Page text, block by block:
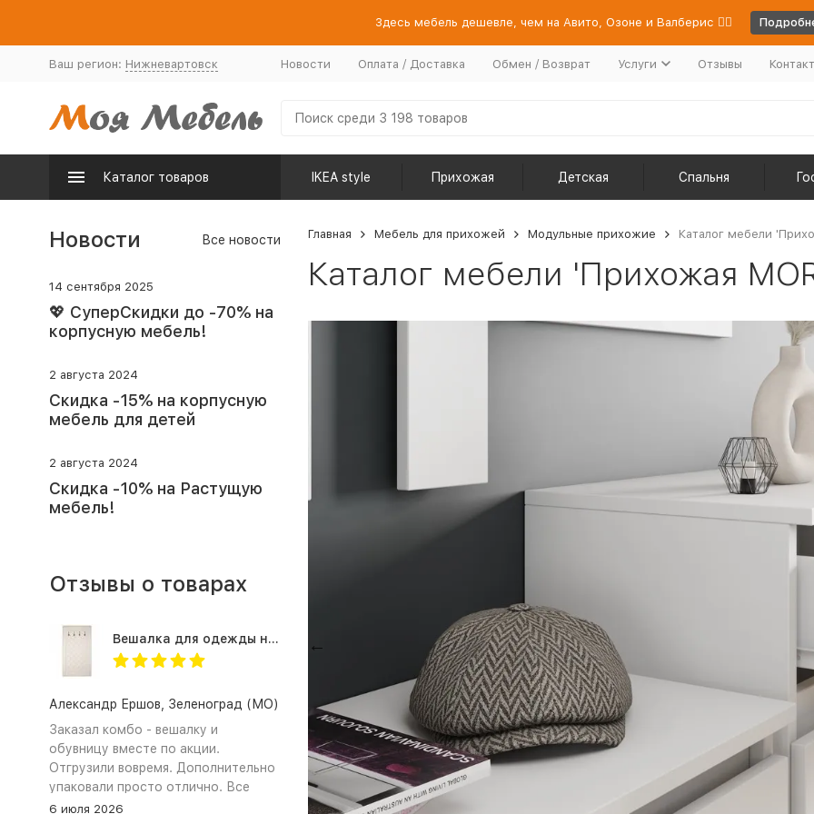
Здесь мебель дешевле, чем на Авито, Озоне и Валберис 👉🏻
Ваш регион: Нижневартовск Новости Оплата / Доставка Обмен / Возврат Услуги Отзывы
Каталог товаров IKEA style Прихожая Детская Спальня
Главная Мебель для прихожей Модульные прихожие Каталог мебели
Каталог мебели 'Прихожая
Новости Все новости
14 сентября 2025
💖 СуперСкидки до -70% на
корпусную мебель!
2 августа 2024
Скидка -15% на корпусную
мебель для детей
2 августа 2024
Скидка -10% на Растущую
мебель!
Отзывы о товарах
Вешалка для одежды настенная в прихожую Оливия Н2, экокожа молочная
Александр Ершов, Зеленоград (МО)
Заказал комбо - вешалку и
обувницу вместе по акции.
Отгрузили вовремя. Дополнительно
упаковали просто отлично. Все
получили и собрали. Документы на
6 июля 2026